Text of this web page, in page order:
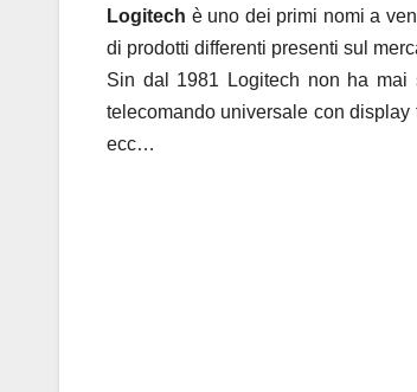
Logitech è uno dei primi nomi a
di prodotti differenti presenti sul
Sin dal 1981 Logitech non ha mai
telecomando universale con display
ecc…